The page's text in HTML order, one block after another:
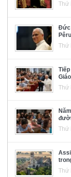
Thứ
Đức
Pêru
Thứ
Thứ
Thứ
Thứ